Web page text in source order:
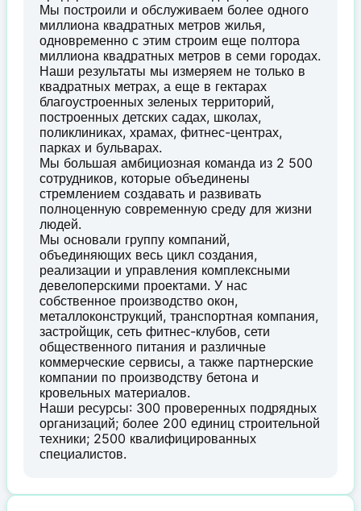
Мы построили и обслуживаем более одного
миллиона квадратных метров жилья,
одновременно с этим строим еще полтора
миллиона квадратных метров в семи городах.
Наши результаты мы измеряем не только в
квадратных метрах, а еще в гектарах
благоустроенных зеленых территорий,
построенных детских садах, школах,
поликлиниках, храмах, фитнес-центрах,
парках и бульварах.
Мы большая амбициозная команда из 2 500
сотрудников, которые объединены
стремлением создавать и развивать
полноценную современную среду для жизни
людей.
Мы основали группу компаний,
объединяющих весь цикл создания,
реализации и управления комплексными
девелоперскими проектами. У нас
собственное производство окон,
металлоконструкций, транспортная компания,
застройщик, сеть фитнес-клубов, сети
общественного питания и различные
коммерческие сервисы, а также партнерские
компании по производству бетона и
кровельных материалов.
Наши ресурсы: 300 проверенных подрядных
организаций; более 200 единиц строительной
техники; 2500 квалифицированных
специалистов.